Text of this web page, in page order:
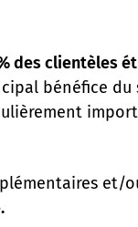
des clientèles
bénéfice
et/